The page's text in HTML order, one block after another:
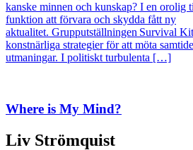
kanske minnen och kunskap? I en orolig
funktion att förvara och skydda fått ny
aktualitet. Grupputställningen Survival
konstnärliga strategier för att möta
utmaningar. I politiskt turbulenta […]
Where is My Mind?
Liv Strömquist